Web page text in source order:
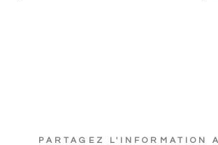
PARTAGEZ L'INFORMATION